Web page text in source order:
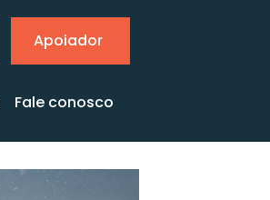
Apoiador
Fale conosco